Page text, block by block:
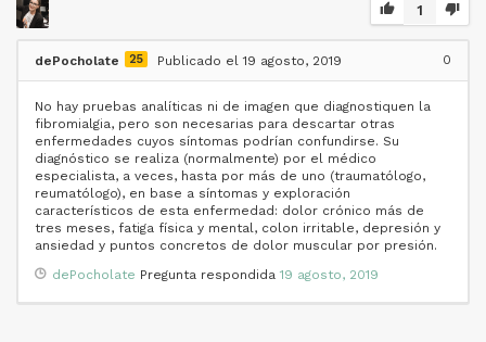
1
dePocholate 25 Publicado el 19 agosto, 2019 0
No hay pruebas analíticas ni de imagen que diagnostiquen la
fibromialgia, pero son necesarias para descartar otras
enfermedades cuyos síntomas podrían confundirse. Su
diagnóstico se realiza (normalmente) por el médico
especialista, a veces, hasta por más de uno (traumatólogo,
reumatólogo), en base a síntomas y exploración
característicos de esta enfermedad: dolor crónico más de
tres meses, fatiga física y mental, colon irritable, depresión y
ansiedad y puntos concretos de dolor muscular por presión.
dePocholate Pregunta respondida 19 agosto, 2019